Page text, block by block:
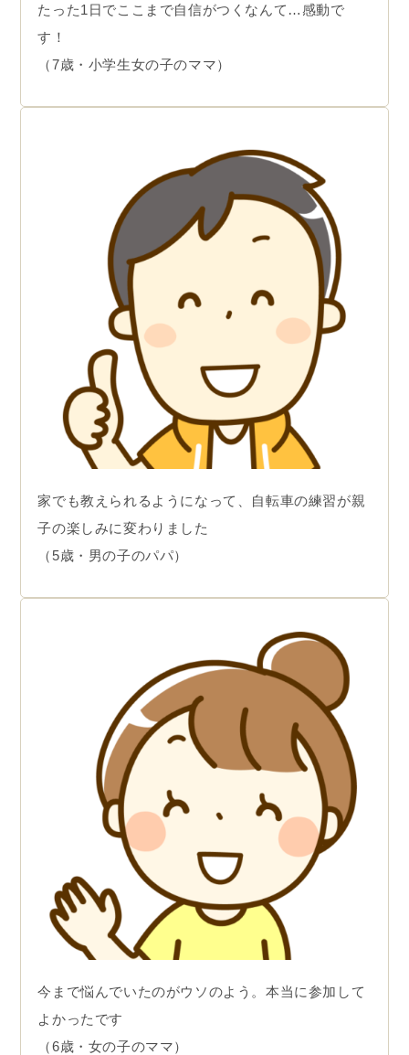
たった1日でここまで自信がつくなんて…感動で
す！
（7歳・小学生女の子のママ）
家でも教えられるようになって、自転車の練習が親
子の楽しみに変わりました
（5歳・男の子のパパ）
今まで悩んでいたのがウソのよう。本当に参加して
よかったです
（6歳・女の子のママ）